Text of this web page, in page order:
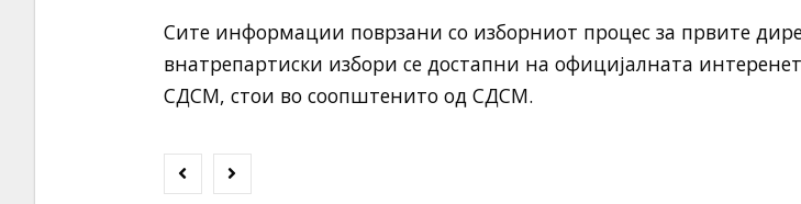
Сите информации поврзани со изборниот процес за првите
внатрепартиски избори се достапни на официјалната
СДСМ, стои во соопштенито од СДСМ.